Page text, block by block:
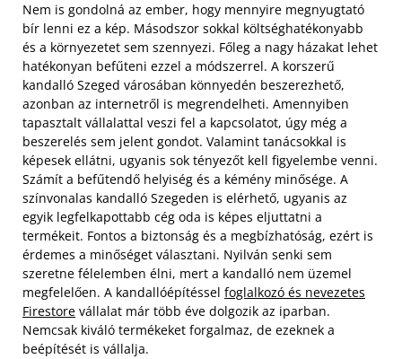
Nem is gondolná az ember, hogy mennyire megnyugtató
bír lenni ez a kép. Másodszor sokkal költséghatékonyabb
és a környezetet sem szennyezi. Főleg a nagy házakat lehet
hatékonyan befűteni ezzel a módszerrel. A korszerű
kandalló Szeged városában könnyedén beszerezhető,
azonban az internetről is megrendelheti. Amennyiben
tapasztalt vállalattal veszi fel a kapcsolatot, úgy még a
beszerelés sem jelent gondot. Valamint tanácsokkal is
képesek ellátni, ugyanis sok tényezőt kell figyelembe venni.
Számít a befűtendő helyiség és a kémény minősége. A
színvonalas kandalló Szegeden is elérhető, ugyanis az
egyik legfelkapottabb cég oda is képes eljuttatni a
termékeit. Fontos a biztonság és a megbízhatóság, ezért is
érdemes a minőséget választani. Nyilván senki sem
szeretne félelemben élni, mert a kandalló nem üzemel
megfelelően. A kandallóépítéssel foglalkozó és nevezetes
Firestore vállalat már több éve dolgozik az iparban.
Nemcsak kiváló termékeket forgalmaz, de ezeknek a
beépítését is vállalja.